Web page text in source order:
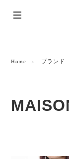
Home ブランド